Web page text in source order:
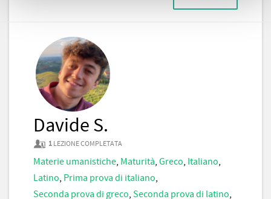
Davide S.
1 LEZIONE COMPLETATA
Materie umanistiche, Maturità, Greco, Italiano,
Latino, Prima prova di italiano,
Seconda prova di greco, Seconda prova di latino,